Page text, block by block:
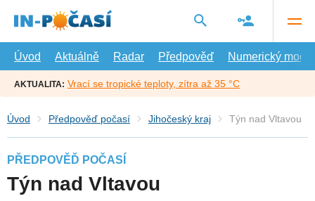
hlavní
Úvod
Aktuálně Radar Předpověď Numerický model
AKTUALITA: Vrací se tropické teploty, zítra až 35 °C
Úvod Předpověď počasí Jihočeský kraj Týn nad Vltavou
PŘEDPOVĚĎ POČASÍ
Týn nad Vltavou